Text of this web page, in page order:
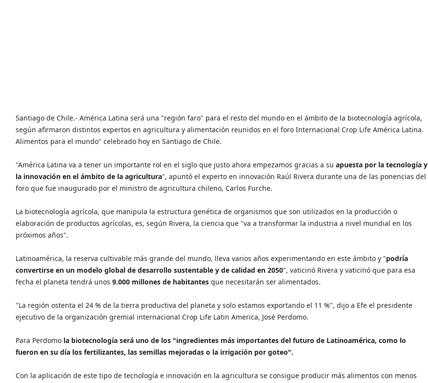
Santiago de Chile.- América Latina será una "región faro" para el resto del mundo en el ámbito de la biotecnología agrícola,
según afirmaron distintos expertos en agricultura y alimentación reunidos en el foro Internacional Crop Life América Latina.
Alimentos para el mundo" celebrado hoy en Santiago de Chile.
"América Latina va a tener un importante rol en el siglo que justo ahora empezamos gracias a su apuesta por la tecnología y
la innovación en el ámbito de la agricultura", apuntó el experto en innovación Raúl Rivera durante una de las ponencias del
foro que fue inaugurado por el ministro de agricultura chileno, Carlos Furche.
La biotecnología agrícola, que manipula la estructura genética de organismos que son utilizados en la producción o
elaboración de productos agrícolas, es, según Rivera, la ciencia que "va a transformar la industria a nivel mundial en los
próximos años".
Latinoamérica, la reserva cultivable más grande del mundo, lleva varios años experimentando en este ámbito y "podría
convertirse en un modelo global de desarrollo sustentable y de calidad en 2050", vaticinó Rivera y vaticinó que para esa
fecha el planeta tendrá unos 9.000 millones de habitantes que necesitarán ser alimentados.
"La región ostenta el 24 % de la tierra productiva del planeta y solo estamos exportando el 11 %", dijo a Efe el presidente
ejecutivo de la organización gremial internacional Crop Life Latin America, José Perdomo.
Para Perdomo la biotecnología será uno de los "ingredientes más importantes del futuro de Latinoamérica, como lo
fueron en su día los fertilizantes, las semillas mejoradas o la irrigación por goteo".
Con la aplicación de este tipo de tecnología e innovación en la agricultura se consigue producir más alimentos con menos